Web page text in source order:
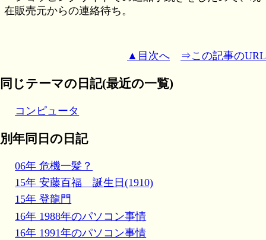
在販売元からの連絡待ち。
▲目次へ ⇒この記事のURL
同じテーマの日記(最近の一覧)
コンピュータ
別年同日の日記
06年 危機一髪？
15年 安藤百福 誕生日(1910)
15年 登龍門
16年 1988年のパソコン事情
16年 1991年のパソコン事情